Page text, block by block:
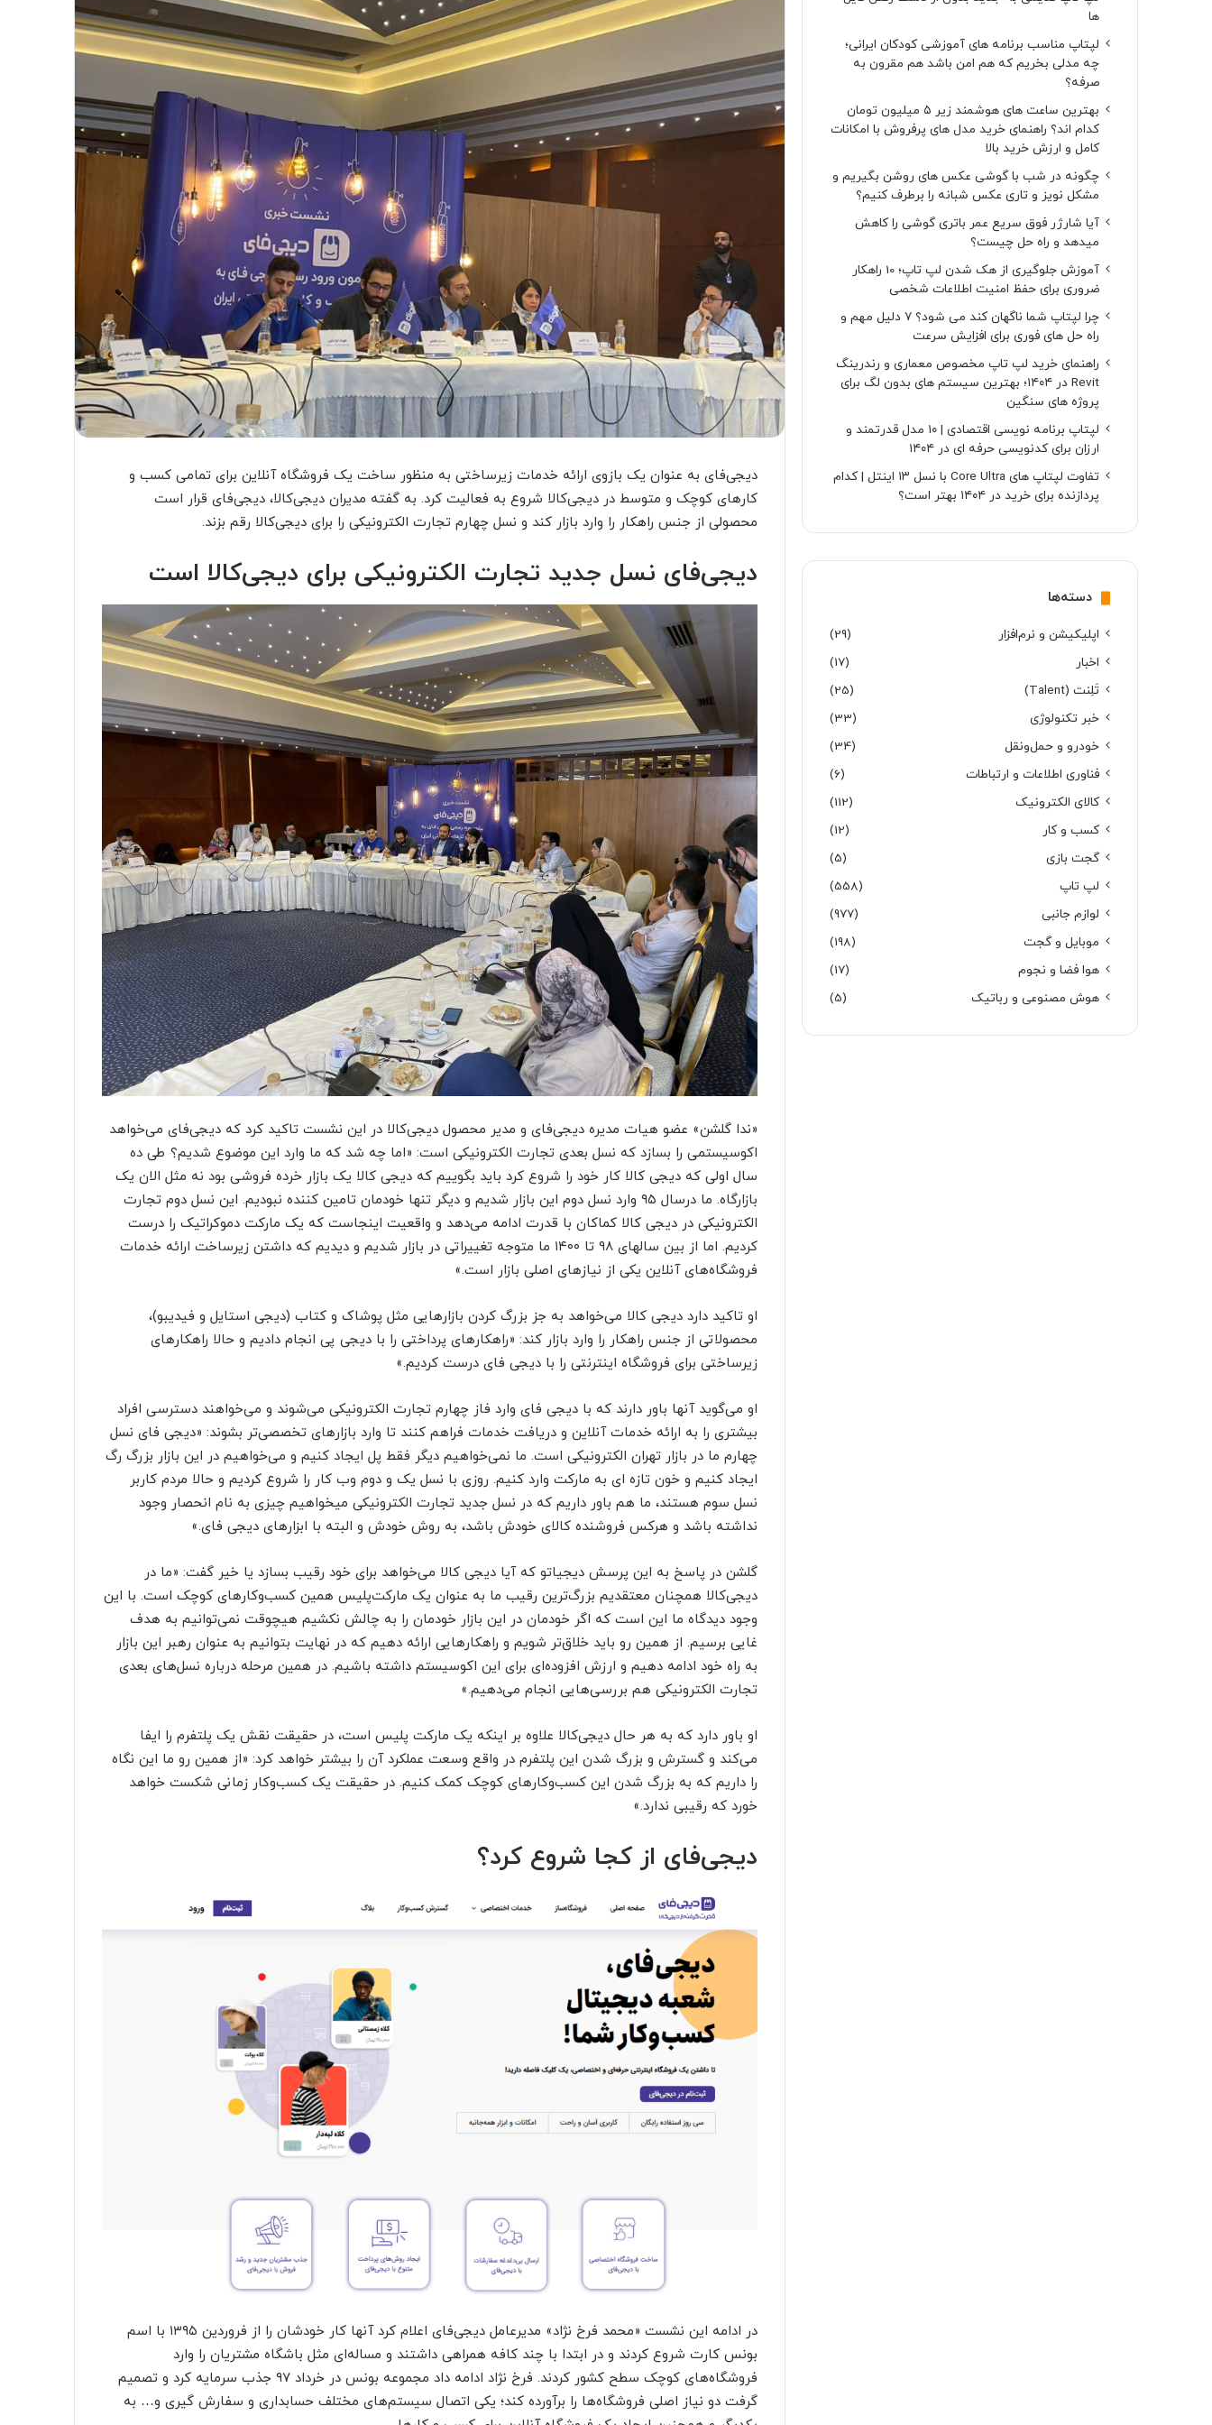
دیجی‌فای به عنوان یک بازوی ارائه خدمات زیرساختی به منظور ساخت یک فروشگاه آنلاین برای تمامی کسب و
کارهای کوچک و متوسط در دیجی‌کالا شروع به فعالیت کرد. به گفته مدیران دیجی‌کالا، دیجی‌فای قرار است
محصولی از جنس راهکار را وارد بازار کند و نسل چهارم تجارت الکترونیکی را برای دیجی‌کالا رقم بزند.
دیجی‌فای نسل جدید تجارت الکترونیکی برای دیجی‌کالا است
«ندا گلشن» عضو هیات مدیره دیجی‌فای و مدیر محصول دیجی‌کالا در این نشست تاکید کرد که دیجی‌فای می‌خواهد
اکوسیستمی را بسازد که نسل بعدی تجارت الکترونیکی است: «اما چه شد که ما وارد این موضوع شدیم؟ طی ده
سال اولی که دیجی کالا کار خود را شروع کرد باید بگوییم که دیجی کالا یک بازار خرده فروشی بود نه مثل الان یک
بازارگاه. ما درسال ۹۵ وارد نسل دوم این بازار شدیم و دیگر تنها خودمان تامین کننده نبودیم. این نسل دوم تجارت
الکترونیکی در دیجی کالا کماکان با قدرت ادامه می‌دهد و واقعیت اینجاست که یک مارکت دموکراتیک را درست
کردیم. اما از بین سالهای ۹۸ تا ۱۴۰۰ ما متوجه تغییراتی در بازار شدیم و دیدیم که داشتن زیرساخت ارائه خدمات
فروشگاه‌های آنلاین یکی از نیازهای اصلی بازار است.»
او تاکید دارد دیجی کالا می‌خواهد به جز بزرگ کردن بازارهایی مثل پوشاک و کتاب (دیجی استایل و فیدیبو)،
محصولاتی از جنس راهکار را وارد بازار کند: «راهکارهای پرداختی را با دیجی پی انجام دادیم و حالا راهکارهای
زیرساختی برای فروشگاه اینترنتی را با دیجی فای درست کردیم.»
او می‌گوید آنها باور دارند که با دیجی فای وارد فاز چهارم تجارت الکترونیکی می‌شوند و می‌خواهند دسترسی افراد
بیشتری را به ارائه خدمات آنلاین و دریافت خدمات فراهم کنند تا وارد بازارهای تخصصی‌تر بشوند: «دیجی فای نسل
چهارم ما در بازار تهران الکترونیکی است. ما نمی‌خواهیم دیگر فقط پل ایجاد کنیم و می‌خواهیم در این بازار بزرگ رگ
ایجاد کنیم و خون تازه ای به مارکت وارد کنیم. روزی با نسل یک و دوم وب کار را شروع کردیم و حالا مردم کاربر
نسل سوم هستند، ما هم باور داریم که در نسل جدید تجارت الکترونیکی میخواهیم چیزی به نام انحصار وجود
نداشته باشد و هرکس فروشنده کالای خودش باشد، به روش خودش و البته با ابزارهای دیجی فای.»
گلشن در پاسخ به این پرسش دیجیاتو که آیا دیجی کالا می‌خواهد برای خود رقیب بسازد یا خیر گفت: «ما در
دیجی‌کالا همچنان معتقدیم بزرگ‌ترین رقیب ما به عنوان یک مارکت‌پلیس همین کسب‌وکارهای کوچک است. با این
وجود دیدگاه ما این است که اگر خودمان در این بازار خودمان را به چالش نکشیم هیچوقت نمی‌توانیم به هدف
غایی برسیم. از همین رو باید خلاق‌تر شویم و راهکارهایی ارائه دهیم که در نهایت بتوانیم به عنوان رهبر این بازار
به راه خود ادامه دهیم و ارزش افزوده‌ای برای این اکوسیستم داشته باشیم. در همین مرحله درباره نسل‌های بعدی
تجارت الکترونیکی هم بررسی‌هایی انجام می‌دهیم.»
او باور دارد که به هر حال دیجی‌کالا علاوه بر اینکه یک مارکت پلیس است، در حقیقت نقش یک پلتفرم را ایفا
می‌کند و گسترش و بزرگ شدن این پلتفرم در واقع وسعت عملکرد آن را بیشتر خواهد کرد: «از همین رو ما این نگاه
را داریم که به بزرگ شدن این کسب‌وکارهای کوچک کمک کنیم. در حقیقت یک کسب‌وکار زمانی شکست خواهد
خورد که رقیبی ندارد.»
دیجی‌فای از کجا شروع کرد؟
در ادامه این نشست «محمد فرخ نژاد» مدیرعامل دیجی‌فای اعلام کرد آنها کار خودشان را از فروردین ۱۳۹۵ با اسم
بونس کارت شروع کردند و در ابتدا با چند کافه همراهی داشتند و مساله‌ای مثل باشگاه مشتریان را وارد
فروشگاه‌های کوچک سطح کشور کردند. فرخ نژاد ادامه داد مجموعه بونس در خرداد ۹۷ جذب سرمایه کرد و تصمیم
گرفت دو نیاز اصلی فروشگاه‌ها را برآورده کند؛ یکی اتصال سیستم‌های مختلف حسابداری و سفارش گیری و… به
ها
لپتاپ مناسب برنامه های آموزشی کودکان ایرانی؛
چه مدلی بخریم که هم امن باشد هم مقرون به
صرفه؟
بهترین ساعت های هوشمند زیر ۵ میلیون تومان
کدام اند؟ راهنمای خرید مدل های پرفروش با امکانات
کامل و ارزش خرید بالا
چگونه در شب با گوشی عکس های روشن بگیریم و
مشکل نویز و تاری عکس شبانه را برطرف کنیم؟
آیا شارژر فوق سریع عمر باتری گوشی را کاهش
میدهد و راه حل چیست؟
آموزش جلوگیری از هک شدن لپ تاپ؛ 10 راهکار
ضروری برای حفظ امنیت اطلاعات شخصی
چرا لپتاپ شما ناگهان کند می شود؟ ۷ دلیل مهم و
راه حل های فوری برای افزایش سرعت
راهنمای خرید لپ تاپ مخصوص معماری و رندرینگ
Revit در ۱۴۰۴؛ بهترین سیستم های بدون لگ برای
پروژه های سنگین
لپتاپ برنامه نویسی اقتصادی | ۱۰ مدل قدرتمند و
ارزان برای کدنویسی حرفه ای در ۱۴۰۴
تفاوت لپتاپ های Core Ultra با نسل ۱۳ اینتل | کدام
پردازنده برای خرید در ۱۴۰۴ بهتر است؟
دسته‌ها
اپلیکیشن و نرم‌افزار
(29)
اخبار
(17)
تَلِنت (Talent)
(25)
خبر تکنولوژی
(33)
خودرو و حمل‌و‌نقل
(34)
فناوری اطلاعات و ارتباطات
(6)
کالای الکترونیک
(112)
کسب و کار
(12)
گجت بازی
(5)
لپ تاپ
(558)
لوازم جانبی
(977)
موبایل و گجت
(198)
هوا فضا و نجوم
(17)
هوش مصنوعی و رباتیک
(5)